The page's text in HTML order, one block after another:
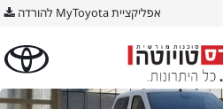
אפליקציית MyToyota להורדה